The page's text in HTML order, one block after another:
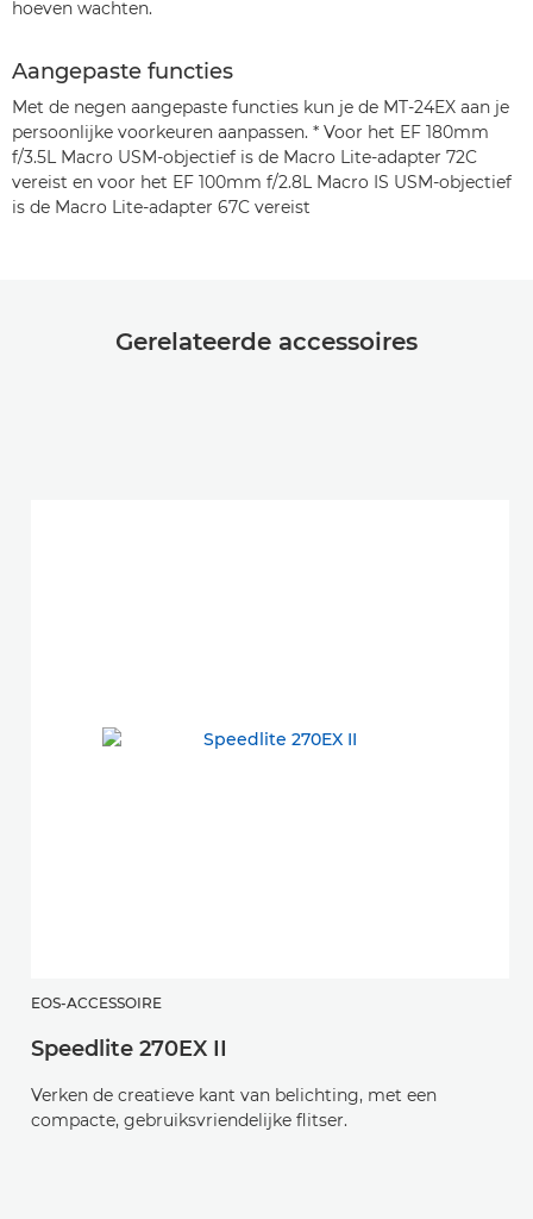
hoeven wachten.
Aangepaste functies
Met de negen aangepaste functies kun je de MT-24EX aan je
persoonlijke voorkeuren aanpassen. * Voor het EF 180mm
f/3.5L Macro USM-objectief is de Macro Lite-adapter 72C
vereist en voor het EF 100mm f/2.8L Macro IS USM-objectief
is de Macro Lite-adapter 67C vereist
Gerelateerde accessoires
EOS-ACCESSOIRE
Speedlite 270EX II
Verken de creatieve kant van belichting, met een
compacte, gebruiksvriendelijke flitser.